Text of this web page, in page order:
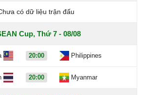
có dữ liệu trận đấu
Cup, Thứ 7 - 08/08
20:00 Philippines
20:00 Myanmar